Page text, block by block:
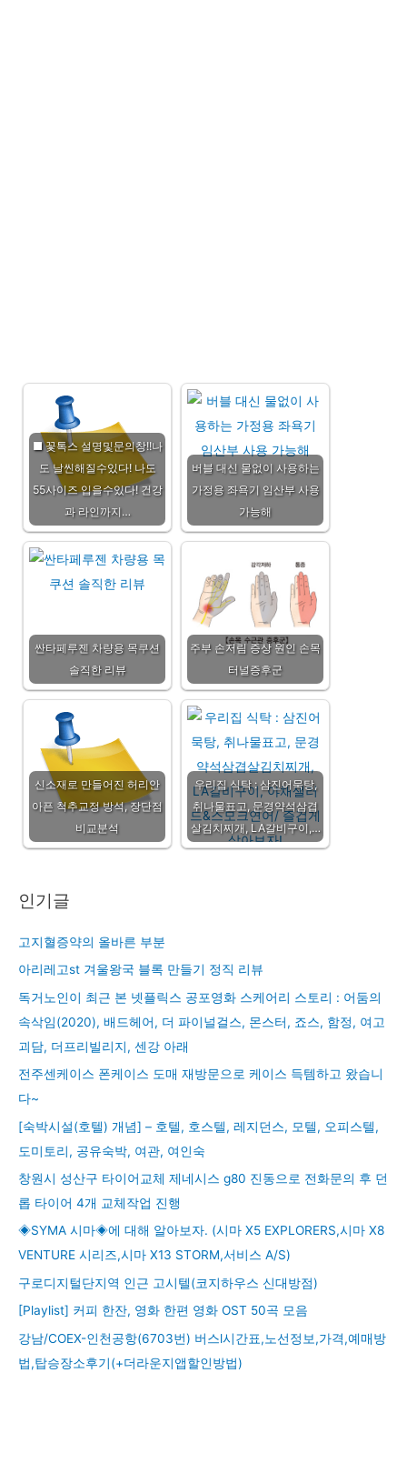
■ 꽃톡스 설명및문의창!!나
도 날씬해질수있다! 나도
55사이즈 입을수있다! 건강
과 라인까지…
버블 대신 물없이 사용하는
가정용 좌욕기 임산부 사용
가능해
싼타페루젠 차량용 목쿠션
솔직한 리뷰
주부 손저림 증상 원인 손목
터널증후군
신소재로 만들어진 허리안
아픈 척추교정 방석, 장단점
비교분석
우리집 식탁 : 삼진어묵탕,
취나물표고, 문경약석삼겹
살김치찌개, LA갈비구이,…
인기글
고지혈증약의 올바른 부분
아리레고st 겨울왕국 블록 만들기 정직 리뷰
독거노인이 최근 본 넷플릭스 공포영화 스케어리 스토리 : 어둠의
속삭임(2020), 배드헤어, 더 파이널걸스, 몬스터, 죠스, 함정, 여고
괴담, 더프리빌리지, 센강 아래
전주센케이스 폰케이스 도매 재방문으로 케이스 득템하고 왔습니
다~
[숙박시설(호텔) 개념] – 호텔, 호스텔, 레지던스, 모텔, 오피스텔,
도미토리, 공유숙박, 여관, 여인숙
창원시 성산구 타이어교체 제네시스 g80 진동으로 전화문의 후 던
롭 타이어 4개 교체작업 진행
◈SYMA 시마◈에 대해 알아보자. (시마 X5 EXPLORERS,시마 X8
VENTURE 시리즈,시마 X13 STORM,서비스 A/S)
구로디지털단지역 인근 고시텔(코지하우스 신대방점)
[Playlist] 커피 한잔, 영화 한편 영화 OST 50곡 모음
강남/COEX-인천공항(6703번) 버스l시간표,노선정보,가격,예매방
법,탑승장소후기(+더라운지앱할인방법)